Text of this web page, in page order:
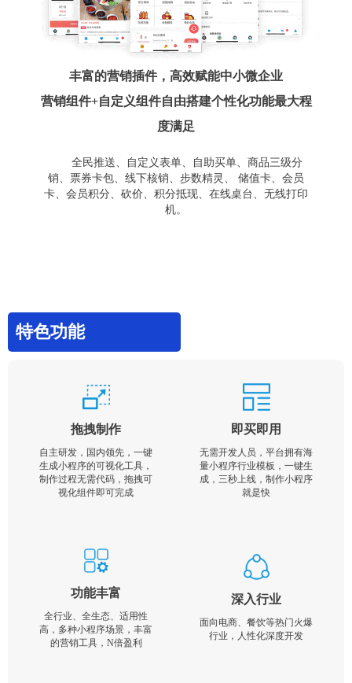
丰富的营销插件，高效赋能中小微企业
营销组件+自定义组件自由搭建个性化功能最大程
度满足
全民推送、自定义表单、自助买单、商品三级分
销、票券卡包、线下核销、步数精灵、 储值卡、会员
卡、会员积分、砍价、积分抵现、在线桌台、无线打印
机。
特色功能
拖拽制作
自主研发，国内领先，一键
生成小程序的可视化工具，
制作过程无需代码，拖拽可
视化组件即可完成
即买即用
无需开发人员，平台拥有海
量小程序行业模板，一键生
成，三秒上线，制作小程序
就是快
功能丰富
全行业、全生态、适用性
高，多种小程序场景，丰富
的营销工具，N倍盈利
深入行业
面向电商、餐饮等热门火爆
行业，人性化深度开发